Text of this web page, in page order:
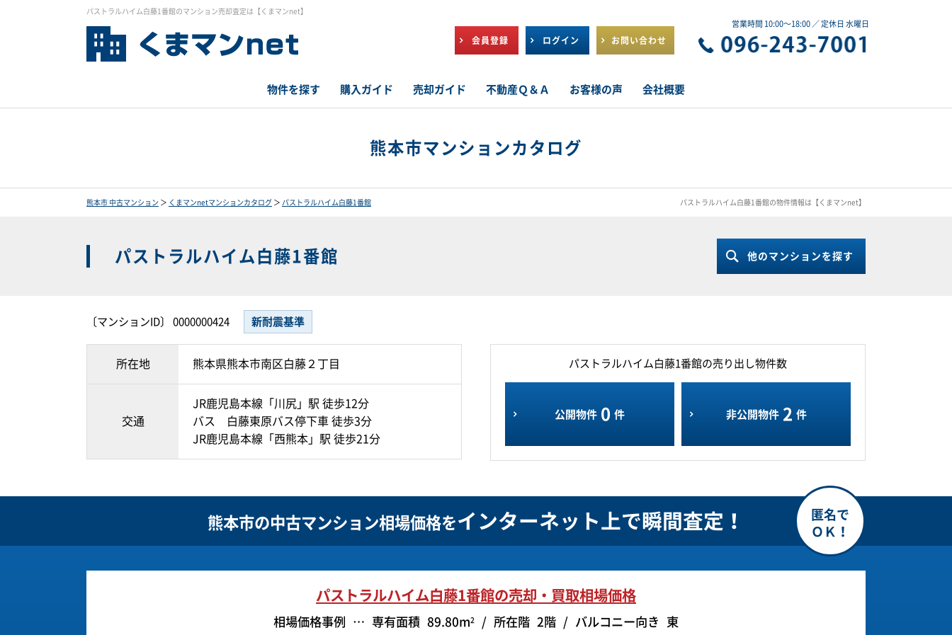
パストラルハイム白藤1番館のマンション売却査定は【くまマンnet】
会員登録 ログイン お問い合わせ
営業時間 10:00～18:00 ／ 定休日 水曜日
物件を探す 購入ガイド 売却ガイド 不動産Ｑ＆Ａ お客様の声 会社概要
熊本市マンションカタログ
熊本市 中古マンション ＞ くまマンnetマンションカタログ ＞ パストラルハイム白藤1番館 パストラルハイム白藤1番館の物件情報は【くまマンnet】
パストラルハイム白藤1番館 他のマンションを探す
〔マンションID〕 0000000424 新耐震基準
所在地 熊本県熊本市南区白藤２丁目
交通
JR鹿児島本線「川尻」駅 徒歩12分
バス 白藤東原バス停下車 徒歩3分
JR鹿児島本線「西熊本」駅 徒歩21分
パストラルハイム白藤1番館の売り出し物件数
公開物件 0 件 非公開物件 2 件
熊本市の中古マンション相場価格をインターネット上で瞬間査定！
パストラルハイム白藤1番館の売却・買取相場価格
相場価格事例 専有面積 89.80m2 所在階 2階 バルコニー向き 東